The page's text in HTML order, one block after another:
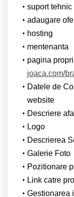
suport tehnic
adaugare
hosting
mentenanta
pagina
joaca.com/
Datele de
website
Descriere
Logo
Descrierea
Galerie Foto
Pozitionare
Link catre
Gestionarea